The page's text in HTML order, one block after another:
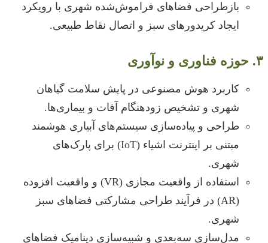
بازطراحی فضاهای فراموش‌شده شهری با رویکرد
ایجاد کریدورهای سبز و اتصال نقاط طبیعی.
۳. حوزه فناوری و نوآوری
کاربرد هوش مصنوعی در پایش سلامت گیاهان
شهری و تشخیص زودهنگام آفات و بیماری‌ها.
طراحی و پیاده‌سازی سیستم‌های آبیاری هوشمند
مبتنی بر اینترنت اشیاء (IoT) برای پارک‌های
شهری.
استفاده از واقعیت مجازی (VR) و واقعیت افزوده
(AR) در فرآیند طراحی مشارکتی فضاهای سبز
شهری.
مدل‌سازی سه‌بعدی و شبیه‌سازی دینامیک فضاهای